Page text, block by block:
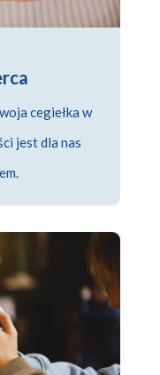
cegiełka w
jest dla nas